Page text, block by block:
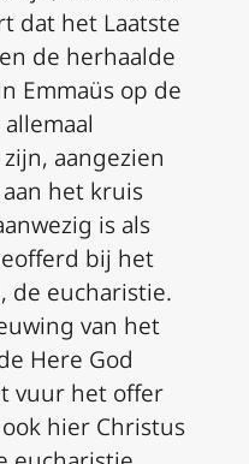
dat het Laatste
de herhaalde
Emmaüs op de
aangezien
het kruis
is als
bij het
de eucharistie.
van het
Here God
vuur het offer
hier Christus